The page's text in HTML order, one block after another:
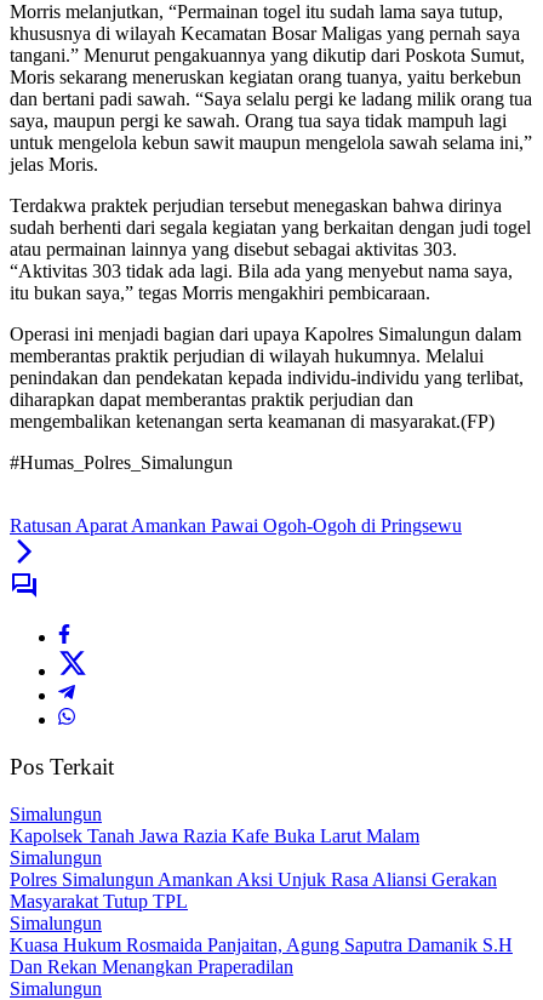
Morris melanjutkan, “Permainan togel itu sudah lama saya tutup,
khususnya di wilayah Kecamatan Bosar Maligas yang pernah saya
tangani.” Menurut pengakuannya yang dikutip dari Poskota Sumut,
Moris sekarang meneruskan kegiatan orang tuanya, yaitu berkebun
dan bertani padi sawah. “Saya selalu pergi ke ladang milik orang tua
saya, maupun pergi ke sawah. Orang tua saya tidak mampuh lagi
untuk mengelola kebun sawit maupun mengelola sawah selama ini,”
jelas Moris.
Terdakwa praktek perjudian tersebut menegaskan bahwa dirinya
sudah berhenti dari segala kegiatan yang berkaitan dengan judi togel
atau permainan lainnya yang disebut sebagai aktivitas 303.
“Aktivitas 303 tidak ada lagi. Bila ada yang menyebut nama saya,
itu bukan saya,” tegas Morris mengakhiri pembicaraan.
Operasi ini menjadi bagian dari upaya Kapolres Simalungun dalam
memberantas praktik perjudian di wilayah hukumnya. Melalui
penindakan dan pendekatan kepada individu-individu yang terlibat,
diharapkan dapat memberantas praktik perjudian dan
mengembalikan ketenangan serta keamanan di masyarakat.(FP)
#Humas_Polres_Simalungun
Ratusan Aparat Amankan Pawai Ogoh-Ogoh di Pringsewu
Pos Terkait
Simalungun
Kapolsek Tanah Jawa Razia Kafe Buka Larut Malam
Simalungun
Polres Simalungun Amankan Aksi Unjuk Rasa Aliansi Gerakan
Masyarakat Tutup TPL
Simalungun
Kuasa Hukum Rosmaida Panjaitan, Agung Saputra Damanik S.H
Dan Rekan Menangkan Praperadilan
Simalungun